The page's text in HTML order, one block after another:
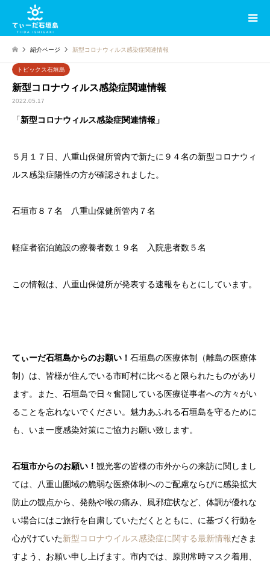
紹介ページ 新型コロナウィルス感染症関連情報
トピックス石垣島
新型コロナウィルス感染症関連情報
2022.05.17
「新型コロナウィルス感染症関連情報」
５月１７日、八重山保健所管内で新たに９４名の新型コロナウィ
ルス感染症陽性の方が確認されました。
石垣市８７名 八重山保健所管内７名
軽症者宿泊施設の療養者数１９名 入院患者数５名
この情報は、八重山保健所が発表する速報をもとにしています。
てぃーだ石垣島からのお願い！ 石垣島の医療体制（離島の医療体
制）は、皆様が住んでいる市町村に比べると限られたものがあり
ます。また、石垣島で日々奮闘している医療従事者への方々がい
ることを忘れないでください。魅力あふれる石垣島を守るために
も、いま一度感染対策にご協力お願い致します。
石垣市からのお願い！ 観光客の皆様の市外からの来訪に関しまし
ては、八重山圏域の脆弱な医療体制へのご配慮ならびに感染拡大
防止の観点から、発熱や喉の痛み、風邪症状など、体調が優れな
い場合にはご旅行を自粛していただくとともに、に基づく行動を
心がけていた新型コロナウイルス感染症に関する最新情報だきま
すよう、お願い申し上げます。市内では、原則常時マスク着用、